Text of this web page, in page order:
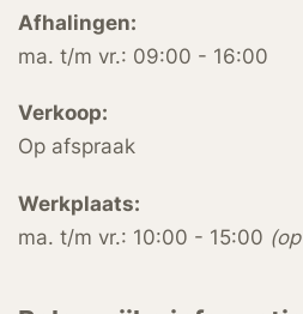
Afhalingen:
ma. t/m vr.: 09:00 - 16:00
Verkoop:
Op afspraak
Werkplaats:
ma. t/m vr.: 10:00 - 15:00